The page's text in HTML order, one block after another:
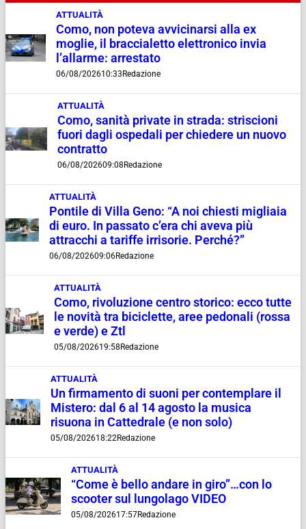
ATTUALITÀ
Como, non poteva avvicinarsi alla ex
moglie, il braccialetto elettronico invia
l’allarme: arrestato
06/08/202610:33 Redazione
ATTUALITÀ
Como, sanità private in strada: striscioni
fuori dagli ospedali per chiedere un nuovo
contratto
06/08/202609:08 Redazione
ATTUALITÀ
Pontile di Villa Geno: “A noi chiesti migliaia
di euro. In passato c’era chi aveva più
attracchi a tariffe irrisorie. Perché?”
06/08/202609:06Redazione
ATTUALITÀ
Como, rivoluzione centro storico: ecco tutte
le novità tra biciclette, aree pedonali (rossa
e verde) e Ztl
05/08/202619:58 Redazione
ATTUALITÀ
Un firmamento di suoni per contemplare il
Mistero: dal 6 al 14 agosto la musica
risuona in Cattedrale (e non solo)
05/08/202618:22Redazione
ATTUALITÀ
“Come è bello andare in giro”…con lo
scooter sul lungolago VIDEO
05/08/202617:57Redazione